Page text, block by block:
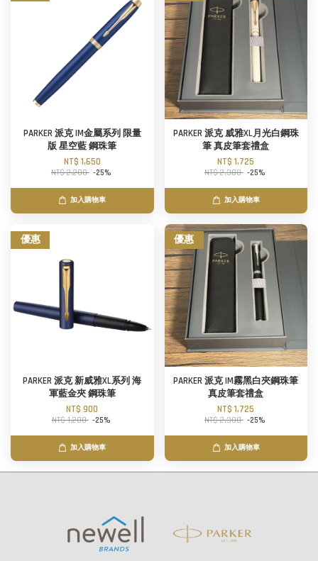
PARKER 派克 IM金屬系列 限量
版 星空藍 鋼珠筆
NT$ 1,650
NT$ 2,200 -25%
加入購物車
PARKER 派克 威雅XL月光白鋼珠
筆 真皮筆套禮盒
NT$ 1,725
NT$ 2,300 -25%
加入購物車
優惠
PARKER 派克 新威雅XL系列 海
軍藍金夾 鋼珠筆
NT$ 900
NT$ 1,200 -25%
加入購物車
優惠
PARKER 派克 IM霧黑白夾鋼珠筆
真皮筆套禮盒
NT$ 1,725
NT$ 2,300 -25%
加入購物車